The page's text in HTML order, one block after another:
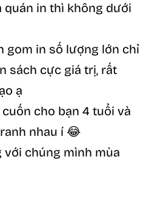
quán in thì không dưới
gom in số lượng lớn chỉ
sách cực giá trị, rất
ạ
cho bạn 4 tuổi và
nhau í 😂
với chúng mình mùa